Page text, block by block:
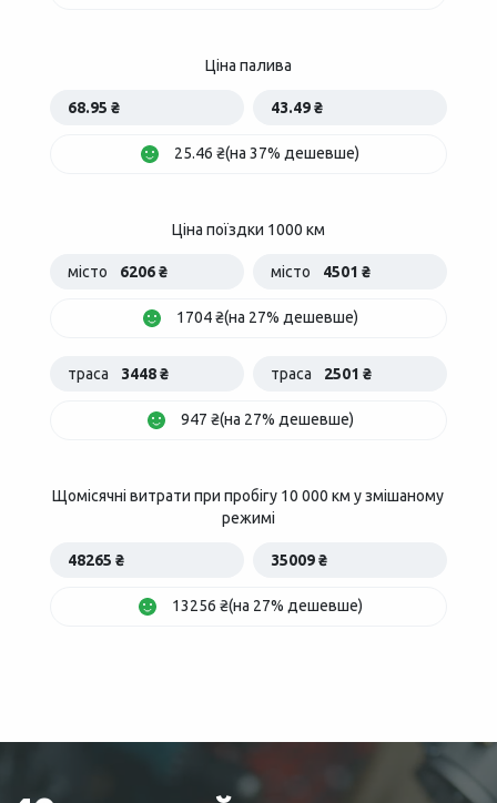
Ціна палива
68.95 ₴ 43.49 ₴
25.46 ₴(на 37% дешевше)
Ціна поїздки 1000 км
місто 6206 ₴ місто 4501 ₴
1704 ₴(на 27% дешевше)
траса 3448 ₴ траса 2501 ₴
947 ₴(на 27% дешевше)
Щомісячні витрати при пробігу 10 000 км у змішаному
режимі
48265 ₴ 35009 ₴
13256 ₴(на 27% дешевше)